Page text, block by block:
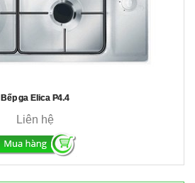
Bếp ga Elica P4.4
Liên hệ